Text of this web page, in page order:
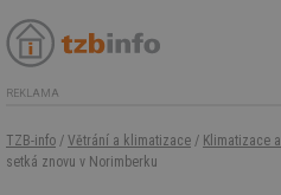
REKLAMA
TZB-info / Větrání a klimatizace / Klimatizace
setká znovu v Norimberku